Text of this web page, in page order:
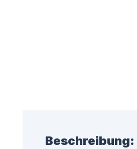
Beschreibung: